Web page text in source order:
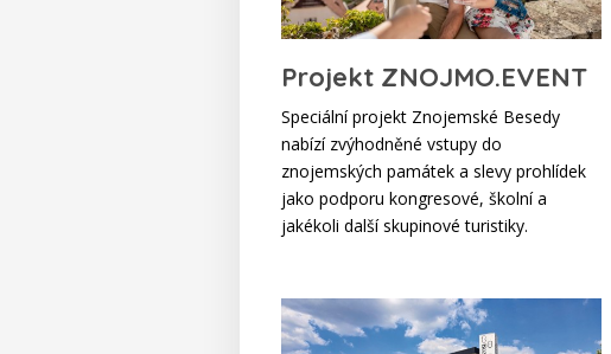
Projekt ZNOJMO.EVENT
Speciální projekt Znojemské Besedy
nabízí zvýhodněné vstupy do
znojemských památek a slevy prohlídek
jako podporu kongresové, školní a
jakékoli další skupinové turistiky.